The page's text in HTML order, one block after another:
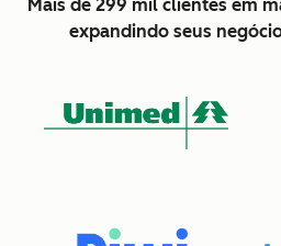
Mais de 299 mil clientes em
expandindo seus